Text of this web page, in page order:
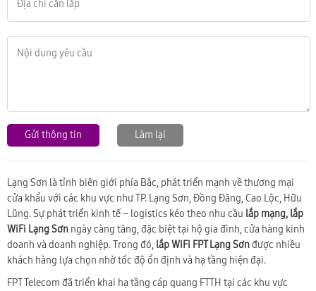
Gửi thông tin Làm lại
Lạng Sơn là tỉnh biên giới phía Bắc, phát triển mạnh về thương mại
cửa khẩu với các khu vực như TP. Lạng Sơn, Đồng Đăng, Cao Lộc, Hữu
Lũng. Sự phát triển kinh tế – logistics kéo theo nhu cầu lắp mạng, lắp
WiFi Lạng Sơn ngày càng tăng, đặc biệt tại hộ gia đình, cửa hàng kinh
doanh và doanh nghiệp. Trong đó, lắp WiFi FPT Lạng Sơnđược nhiều
khách hàng lựa chọn nhờ tốc độ ổn định và hạ tầng hiện đại.
FPT Telecom đã triển khai hạ tầng cáp quang FTTH tại các khu vực